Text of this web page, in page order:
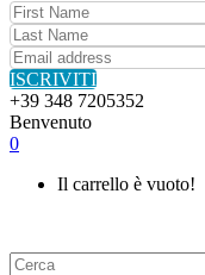
ISCRIVITI
+39 348 7205352
Benvenuto
0
Il carrello è vuoto!